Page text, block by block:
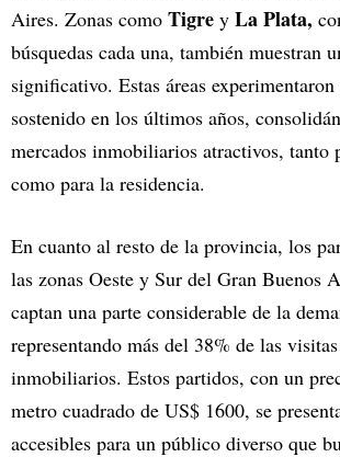
Aires. Zonas como Tigre y La Plata,
búsquedas cada una, también muestran
significativo. Estas áreas
sostenido en los últimos años,
mercados inmobiliarios atractivos, tanto
como para la residencia.
En cuanto al resto de la provincia, los
las zonas Oeste y Sur del Gran Buenos
captan una parte considerable de la
representando más del 38% de las
inmobiliarios. Estos partidos, con un
metro cuadrado de US$ 1600, se
accesibles para un público diverso que